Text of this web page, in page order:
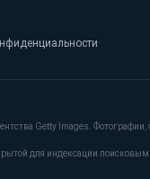
·
Getty Images.
для индексации